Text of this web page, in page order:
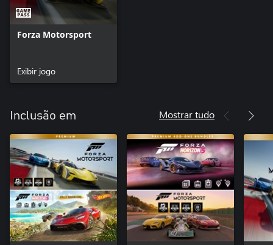
Forza Motorsport
Exibir jogo
Inclusão em Mostrar tudo